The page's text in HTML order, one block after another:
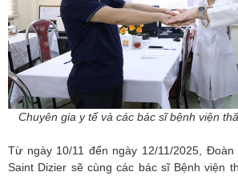
Chuyên gia y tế và các bác sĩ bệnh viện
Từ ngày 10/11 đến ngày 12/11/2025, Đoàn
Saint Dizier sẽ cùng các bác sĩ Bệnh viện